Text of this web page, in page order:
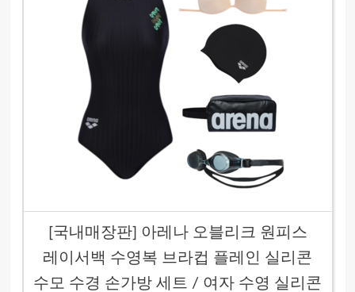
[국내매장판] 아레나 오블리크 원피스
레이서백 수영복 브라컵 플레인 실리콘
수모 수경 손가방 세트 / 여자 수영 실리콘